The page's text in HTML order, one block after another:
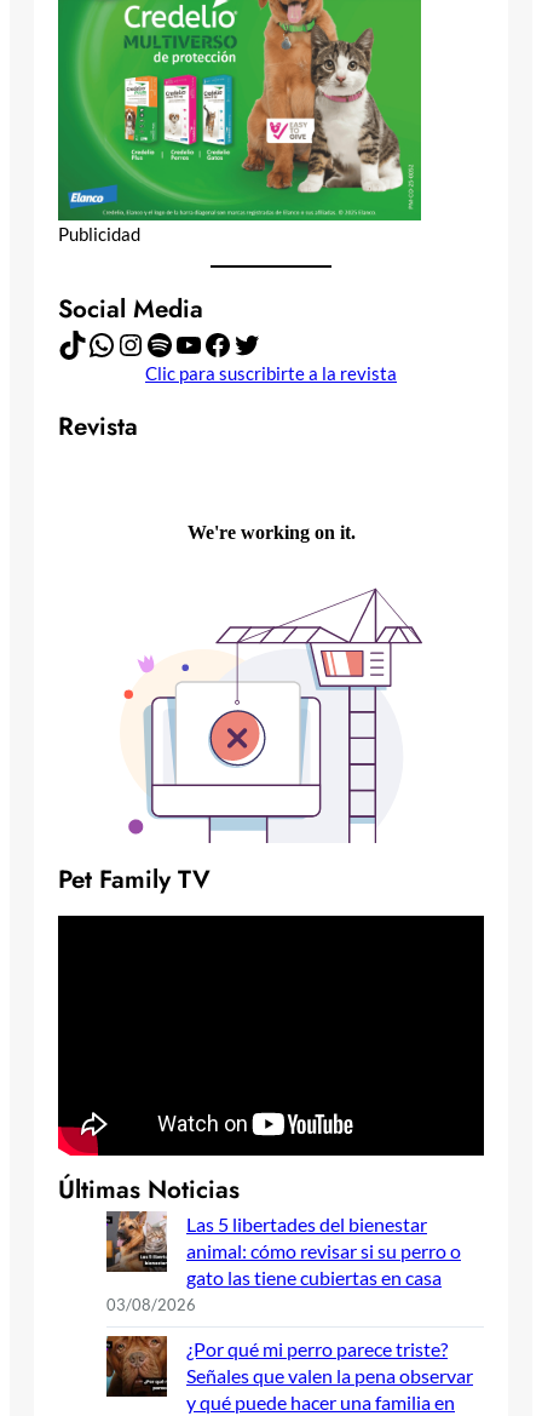
Publicidad
Social Media
TikTok WhatsApp Instagram Spotify YouTube Facebook Twitter
Clic para suscribirte a la revista
Revista
Pet Family TV
Últimas Noticias
Las 5 libertades del bienestar
animal: cómo revisar si su perro o
gato las tiene cubiertas en casa
03/08/2026
¿Por qué mi perro parece triste?
Señales que valen la pena observar
y qué puede hacer una familia en